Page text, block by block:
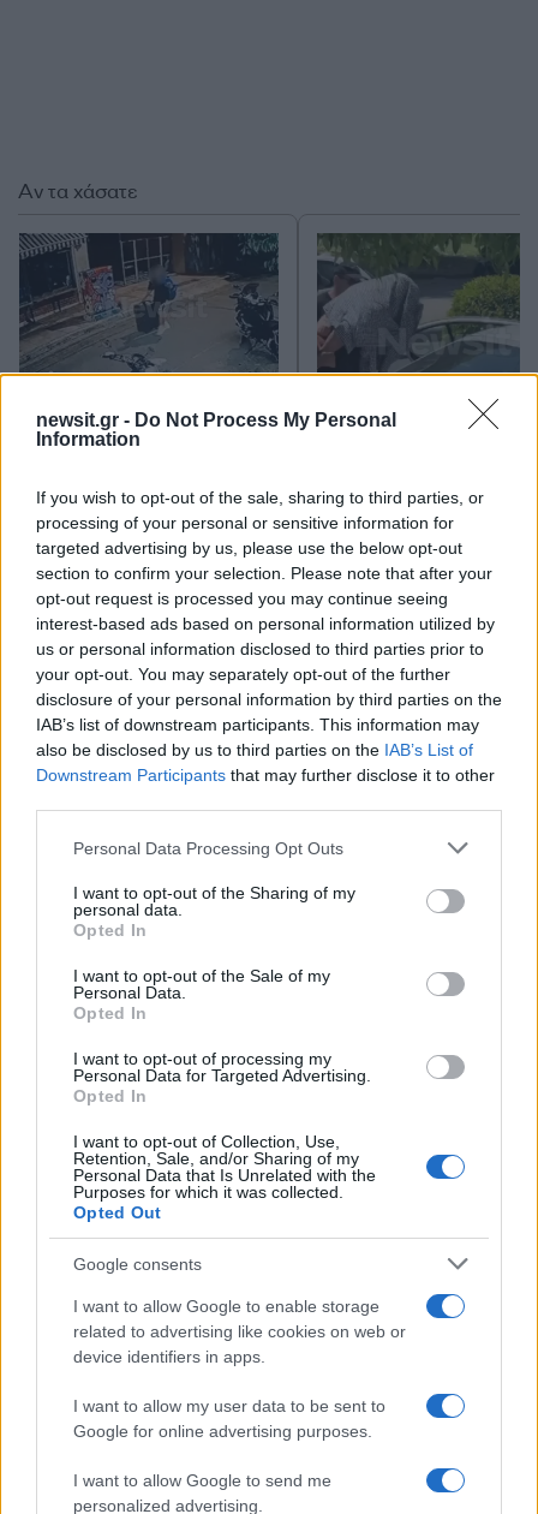
newsit.gr - Do Not Process My Personal
Information
If you wish to opt-out of the sale, sharing to third parties, or
processing of your personal or sensitive information for
targeted advertising by us, please use the below opt-out
section to confirm your selection. Please note that after your
opt-out request is processed you may continue seeing
interest-based ads based on personal information utilized by
us or personal information disclosed to third parties prior to
your opt-out. You may separately opt-out of the further
disclosure of your personal information by third parties on the
IAB’s list of downstream participants. This information may
also be disclosed by us to third parties on the IAB’s List of
Downstream Participants that may further disclose it to other
Please note that this website/app uses one or more Google
not limited to your visit or usage behaviour. You may click to
grant or deny consent to Google and its third-party tags to
use your data for below specified purposes in below Google
consent section.
Personal Data Processing Opt Outs
I want to opt-out of the Sharing of my
personal data.
Opted In
I want to opt-out of the Sale of my
Personal Data.
Opted In
I want to opt-out of processing my
Personal Data for Targeted Advertising.
Opted In
I want to opt-out of Collection, Use,
Retention, Sale, and/or Sharing of my
Personal Data that Is Unrelated with the
Purposes for which it was collected.
Opted Out
Google consents
I want to allow Google to enable storage
related to advertising like cookies on web or
device identifiers in apps.
I want to allow my user data to be sent to
Google for online advertising purposes.
I want to allow Google to send me
personalized advertising.
Σχόλια
Σχολίασε εδώ
50 /50
Υποβολή σχολίου
Όροι Χρήσης. Το site προστατεύεται από reCAPTCHA, ισχύουν
Πολιτική Απορρήτου& Όροι Χρήσηςτης Google.
Driveit
Share:
Ακολουθήστε το Νewsit.gr στοGoogle Newsκαι
ενημερωθείτε πρώτοι για όλη την ειδησεογραφία και τα
Αν τα χάσατε
Δολοφονία Βρετανίδας
καταθέσεις «κλειδί» της
συζύγου του 26χρονου
Αφγανού – Το στίγμα του
κινητού, η θεία από την
Ινδία και τα απειλητικά
μηνύματα
ιατροδικαστική
για τον θάνατο του
90χρονου, που
γιος του σε